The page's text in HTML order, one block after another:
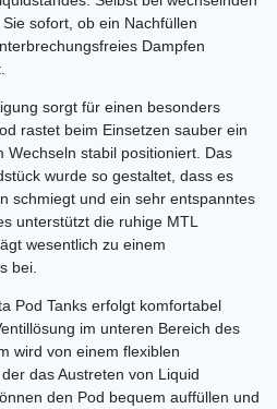
sofort, ob ein Nachfüllen
Dampfen
sorgt für einen besonders
rastet beim Einsetzen sauber ein
Wechseln stabil positioniert. Das
wurde so gestaltet, dass es
schmiegt und ein sehr entspanntes
unterstützt die ruhige MTL
wesentlich zu einem
bei.
Pod Tanks erfolgt komfortabel
im unteren Bereich des
wird von einem flexiblen
das Austreten von Liquid
den Pod bequem auffüllen und